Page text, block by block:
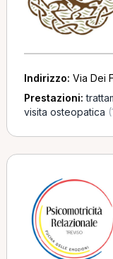
Indirizzo: Via Dei
Prestazioni:
visita osteopatica